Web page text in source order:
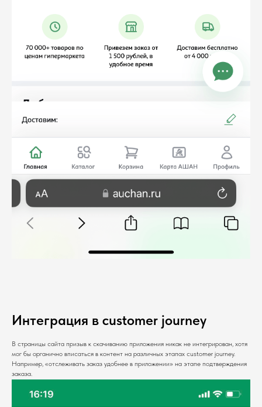
Интеграция в customer journey
В страницы сайта призыв к скачиванию приложения никак не интегрирован, хотя
мог бы органично вписаться в контент на различных этапах customer journey.
Например, «отслеживать заказ удобнее в приложении» на этапе подтверждения
заказа.